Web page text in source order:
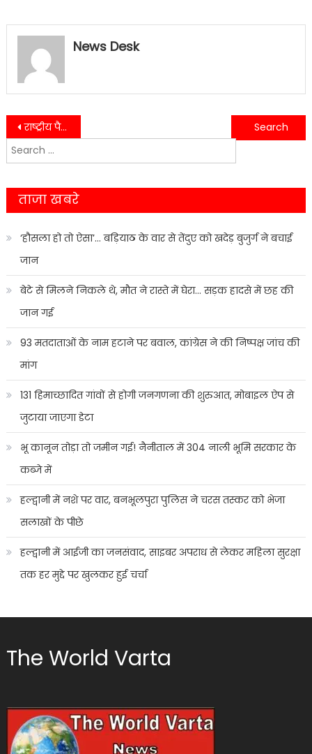
News Desk
Post
navigation
राष्ट्रीय पैरा बैडमिंटन में उत्तराखंड का शानदार प्रदर्शन, खिलाड़ियों ने जीते कई पदक….
पत्रकार महासंघ में नई सक्रियता, अशोक गुलाटी प्रदेश अध्यक्ष नियुक्त….
Search
for:
ताजा खबरे
‘हौसला हो तो ऐसा’… बड़ियाठ के वार से तेंदुए को खदेड़ बुजुर्ग ने बचाई
जान
बेटे से मिलने निकले थे, मौत ने रास्ते में घेरा… सड़क हादसे में छह की
जान गई
93 मतदाताओं के नाम हटाने पर बवाल, कांग्रेस ने की निष्पक्ष जांच की
मांग
131 हिमाच्छादित गांवों से होगी जनगणना की शुरुआत, मोबाइल ऐप से
जुटाया जाएगा डेटा
भू कानून तोड़ा तो जमीन गई! नैनीताल में 304 नाली भूमि सरकार के
कब्जे में
हल्द्वानी में नशे पर वार, बनभूलपुरा पुलिस ने चरस तस्कर को भेजा
सलाखों के पीछे
हल्द्वानी में आईजी का जनसंवाद, साइबर अपराध से लेकर महिला सुरक्षा
तक हर मुद्दे पर खुलकर हुई चर्चा
The World Varta